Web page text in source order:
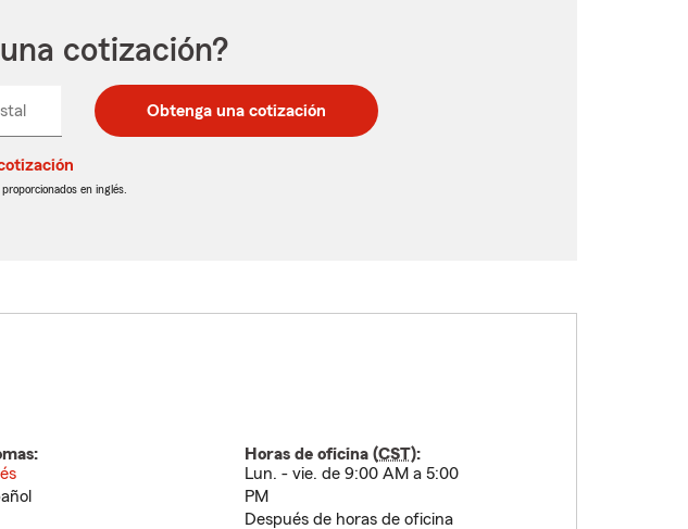
cotización?
postal
de
postal
de
Obtenga una cotización
en inglés.
Horas de oficina (CST):
Lun. - vie. de 9:00 AM a 5:00
PM
Después de horas de oficina